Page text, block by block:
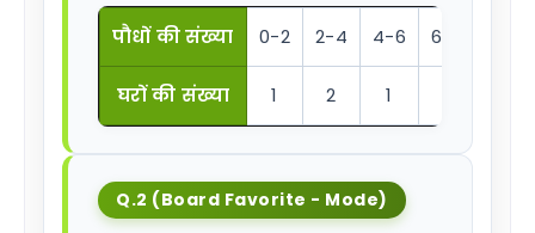
पौधों की संख्या 0-2 2-4 4-6 6-8
घरों की संख्या 1 2 1
Q.2 (Board Favorite - Mode)